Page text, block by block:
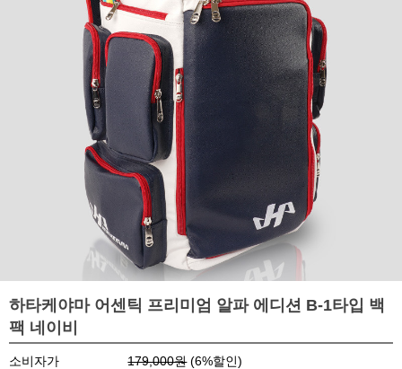
하타케야마 어센틱 프리미엄 알파 에디션 B-1타입 백
팩 네이비
소비자가 179,000원 (6%할인)